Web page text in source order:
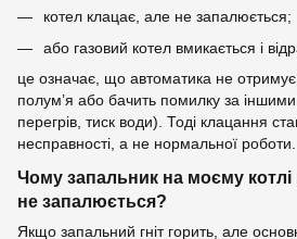
котел клацає, але не запалюється;
або газовий котел вмикається і
це означає, що автоматика не отримує
полум’я або бачить помилку за іншими
перегрів, тиск води). Тоді клацання
несправності, а не нормальної роботи.
Чому запальник на моєму котлі
не запалюється?
Якщо запальний гніт горить, але